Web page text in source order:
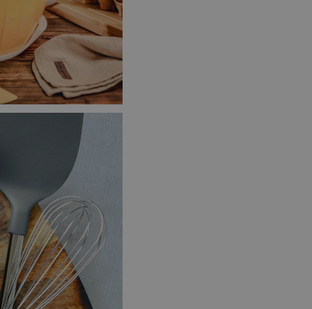
lidmi a roboty.
platné zprávy o
k
cookie
Script.com
uživatelské
lidmi a roboty.
platné zprávy o
uživatele
zlepšení
konkrétnímu